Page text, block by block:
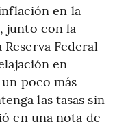
en la
junto con la
Federal
en
poco más
las tasas sin
en una nota de